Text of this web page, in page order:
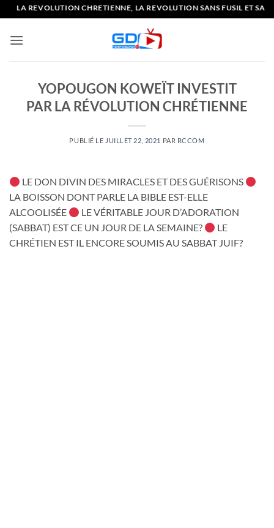
Passer
au
contenu
REVOLUTION CHRETIENNE, LA REVOLUTION SANS FUSIL ET SANS
YOPOUGON KOWEÏT INVESTIT
PAR LA RÉVOLUTION CHRÉTIENNE
PUBLIÉ LE JUILLET 22, 2021 PAR RCCOM
LE DON DIVIN DES MIRACLES ET DES GUÉRISONS
LA BOISSON DONT PARLE LA BIBLE EST-ELLE
ALCOOLISÉE
LE VÉRITABLE JOUR D’ADORATION
(SABBAT) EST CE UN JOUR DE LA SEMAINE?
LE
CHRÉTIEN EST IL ENCORE SOUMIS AU SABBAT JUIF?